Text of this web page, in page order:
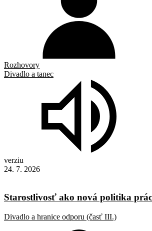
Rozhovory
Divadlo a tanec
verziu
24. 7. 2026
Starostlivosť ako nová politika
Divadlo a hranice odporu (časť III.)